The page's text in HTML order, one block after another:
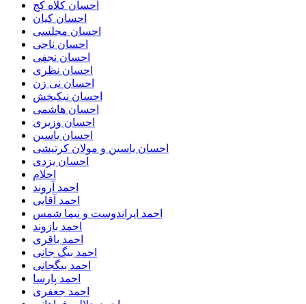
احسان کلاه کج
احسان کیان
احسان مجلسی
احسان ناجی
احسان نجفی
احسان نظری
احسان نی زن
احسان نیکبخش
احسان هاشمی
احسان وزیری
احسان یاسین
احسان یاسین و مولان کرتیشی
احسان یزدی
احلام
احمد آروند
احمد آقایی
احمد ایراندوست و نیما شمس
احمد بازوند
احمد باقری
احمد بیگ جانی
احمد بیگجانی
احمد پارسا
احمد جعفری